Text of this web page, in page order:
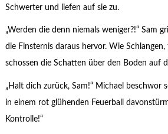
Schwerter und liefen auf sie zu.
„Werden die denn niemals weniger?!“ Sam
die Finsternis daraus hervor. Wie
schossen die Schatten über den Boden auf
„Halt dich zurück, Sam!“ Michael beschwor
in einem rot glühenden Feuerball
Kontrolle!“